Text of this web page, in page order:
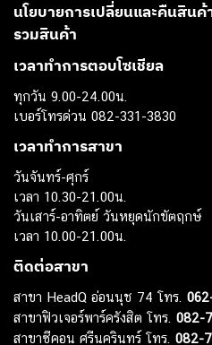
นโยบายการเปลี่ยนและคืนสินค้
รวมสินค้า
เวลาทำการตอบโซเชียล
ทุกวัน 9.00-24.00น.
เบอร์โทรด่วน 082-331-3830
เวลาทำการสาขา
วันจันทร์-ศุกร์
เวลา 10.30-21.00น.
วันเสาร์-อาทิตย์ วันหยุดนักขัตฤกษ์
เวลา 10.00-21.00น.
ติดต่อสาขา
สาขา HeadQ อ่อนนุช 74 โทร.
สาขาฟิวเจอร์พาร์ครังสิต โทร. 082-
สาขาซีคอน ศรีนครินทร์ โทร. 082-